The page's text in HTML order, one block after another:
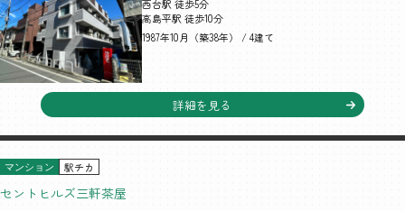
西台駅 徒歩5分
高島平駅 徒歩10分
1987年10月（築38年） / 4建て
詳細を見る
マンション 駅チカ
セントヒルズ三軒茶屋